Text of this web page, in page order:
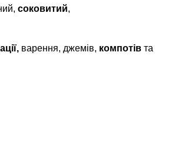
соковитий,
варення, джемів, компотівта